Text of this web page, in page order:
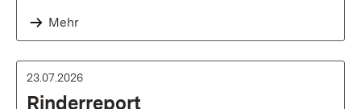
Mehr
23.07.2026
Rinderreport